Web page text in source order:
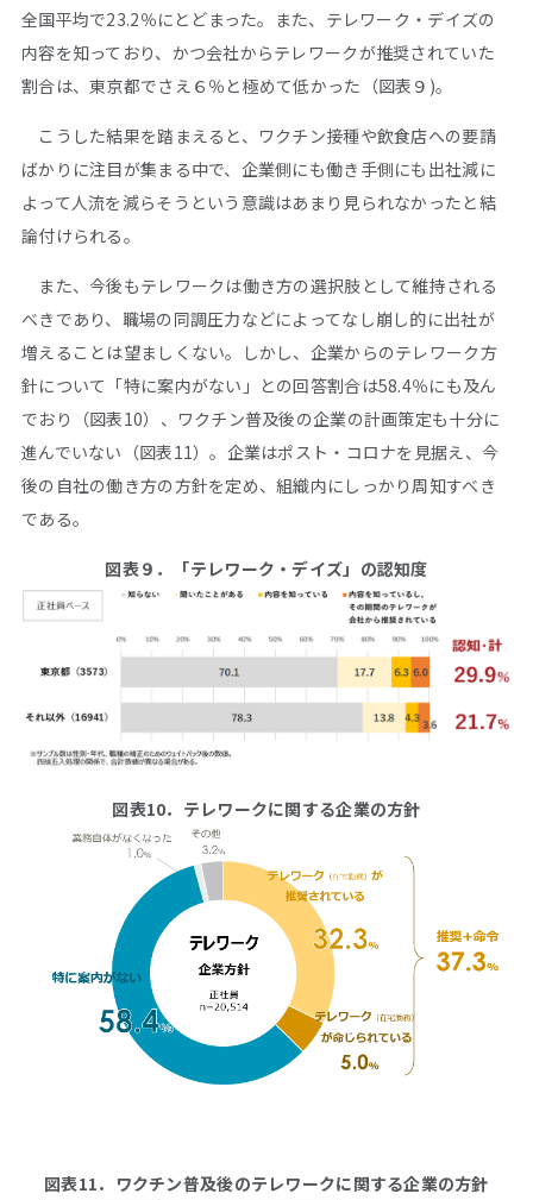
全国平均で23.2％にとどまった。また、テレワーク・デイズの
内容を知っており、かつ会社からテレワークが推奨されていた
割合は、東京都でさえ６％と極めて低かった（図表９)。
こうした結果を踏まえると、ワクチン接種や飲食店への要請
ばかりに注目が集まる中で、企業側にも働き手側にも出社減に
よって人流を減らそうという意識はあまり見られなかったと結
論付けられる。
また、今後もテレワークは働き方の選択肢として維持される
べきであり、職場の同調圧力などによってなし崩し的に出社が
増えることは望ましくない。しかし、企業からのテレワーク方
針について「特に案内がない」との回答割合は58.4％にも及ん
でおり（図表10）、ワクチン普及後の企業の計画策定も十分に
進んでいない（図表11）。企業はポスト・コロナを見据え、今
後の自社の働き方の方針を定め、組織内にしっかり周知すべき
である。
図表９．「テレワーク・デイズ」の認知度
図表10．テレワークに関する企業の方針
図表11．ワクチン普及後のテレワークに関する企業の方針